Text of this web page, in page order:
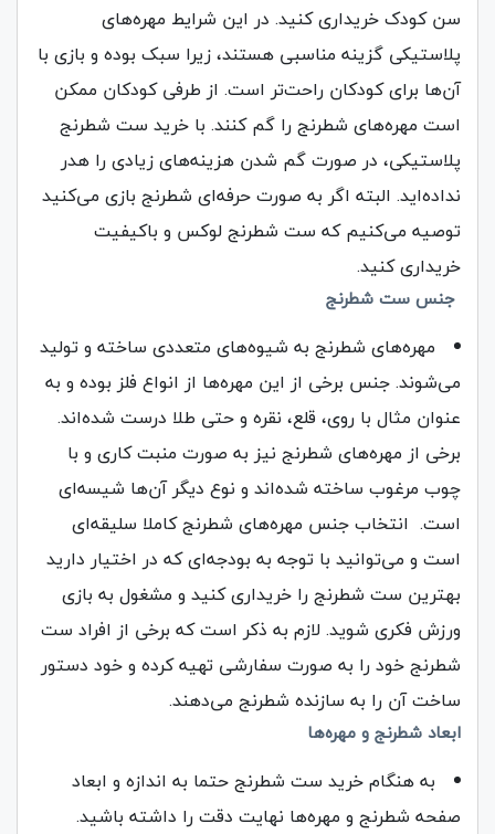
سن کودک خریداری کنید. در این شرایط مهره‌های
پلاستیکی گزینه مناسبی هستند، زیرا سبک بوده و بازی با
آن‌ها برای کودکان راحت‌تر است. از طرفی کودکان ممکن
است مهره‌های شطرنج را گم کنند. با خرید ست شطرنج
پلاستیکی، در صورت گم شدن هزینه‌های زیادی را هدر
نداده‌اید. البته اگر به صورت حرفه‌ای شطرنج بازی می‌کنید
توصیه می‌کنیم که ست شطرنج لوکس و باکیفیت
خریداری کنید.
جنس ست شطرنج
مهره‌های شطرنج به شیوه‌های متعددی ساخته و تولید
می‌شوند. جنس برخی از این مهره‌ها از انواع فلز بوده و به
عنوان مثال با روی، قلع، نقره و حتی طلا درست شده‌اند.
برخی از مهره‌های شطرنج نیز به صورت منبت کاری و با
چوب مرغوب ساخته شده‌اند و نوع دیگر آن‌ها شیسه‌ای
است. انتخاب جنس مهره‌های شطرنج کاملا سلیقه‌ای
است و می‌توانید با توجه به بودجه‌ای که در اختیار دارید
بهترین ست شطرنج را خریداری کنید و مشغول به بازی
ورزش فکری شوید. لازم به ذکر است که برخی از افراد ست
شطرنج خود را به صورت سفارشی تهیه کرده و خود دستور
ساخت آن را به سازنده شطرنج می‌دهند‌.
ابعاد شطرنج و مهره‌ها
به هنگام خرید ست شطرنج حتما به اندازه و ابعاد
صفحه شطرنج و مهره‌ها نهایت دقت را داشته باشید.